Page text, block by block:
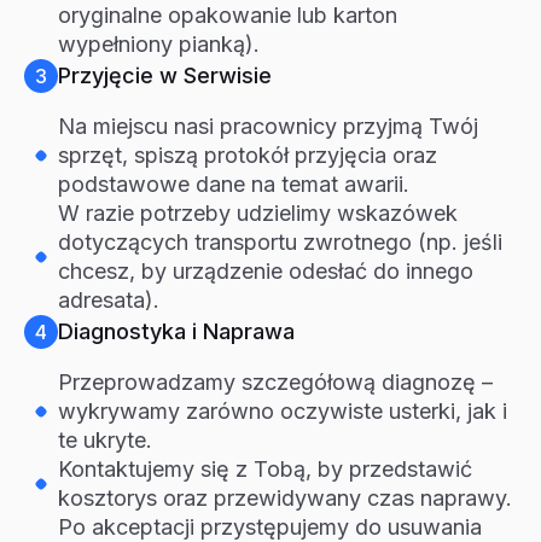
oryginalne opakowanie lub karton
wypełniony pianką).
3 Przyjęcie w Serwisie
Na miejscu nasi pracownicy przyjmą Twój
sprzęt, spiszą protokół przyjęcia oraz
podstawowe dane na temat awarii.
W razie potrzeby udzielimy wskazówek
dotyczących transportu zwrotnego (np. jeśli
chcesz, by urządzenie odesłać do innego
adresata).
4 Diagnostyka i Naprawa
Przeprowadzamy szczegółową diagnozę –
wykrywamy zarówno oczywiste usterki, jak i
te ukryte.
Kontaktujemy się z Tobą, by przedstawić
kosztorys oraz przewidywany czas naprawy.
Po akceptacji przystępujemy do usuwania